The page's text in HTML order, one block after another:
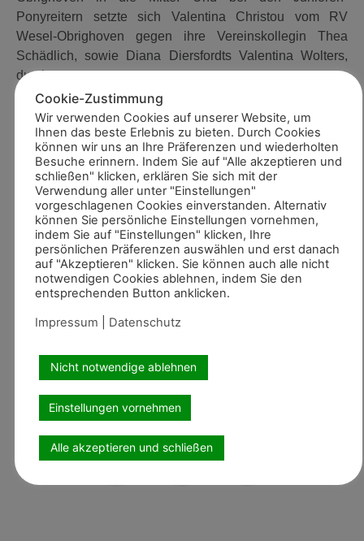
Ponyreitern setzte sich Valentina Christou vom RV
Wesel-Obrighoven gegen ihre Vereinskollegin Thea
Schädlich, sowie Diana Diersfordts Valentina Wolters,
durch.
Der Einzelsieg bei den Jungen Reitern blieb beim
Veranstalter, denn Carina Koch siegte vor Kai Schürmann
vom RV von Lützow Hamminkeln. Und in der Altersklasse
der Reiter setzte sich Arne Bergendahl vom RV von
Lützow mit nur 0,1 Punkten gegen Rebecca Herter aus
Wesel-Obrighoven durch. Caroline Kalthoff, ebenfalls
vom RV von Lützow Hamminkeln, freute sich
abschließend über Bronze.
Artikel teilen
Cookie-Zustimmung
Wir verwenden Cookies auf unserer Website, um
Ihnen das beste Erlebnis zu bieten. Durch Cookies
können wir uns an Ihre Präferenzen und wiederholten
Besuche erinnern. Indem Sie auf "Alle akzeptieren und
schließen" klicken, erklären Sie sich mit der
Verwendung aller unter "Einstellungen"
vorgeschlagenen Cookies einverstanden. Alternativ
können Sie persönliche Einstellungen vornehmen,
indem Sie auf "Einstellungen" klicken, Ihre
persönlichen Präferenzen auswählen und erst danach
auf "Akzeptieren" klicken. Sie können auch alle nicht
notwendigen Cookies ablehnen, indem Sie den
entsprechenden Button anklicken.
Impressum
Datenschutz
Nicht notwendige ablehnen
Einstellungen vornehmen
Alle akzeptieren und schließen